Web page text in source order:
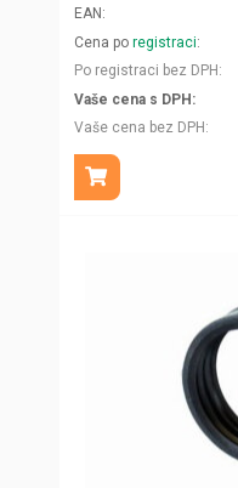
EAN
Cena po registraci
Po registraci bez DPH
Vaše cena s DPH
Vaše cena bez DPH
Přidat do košíku